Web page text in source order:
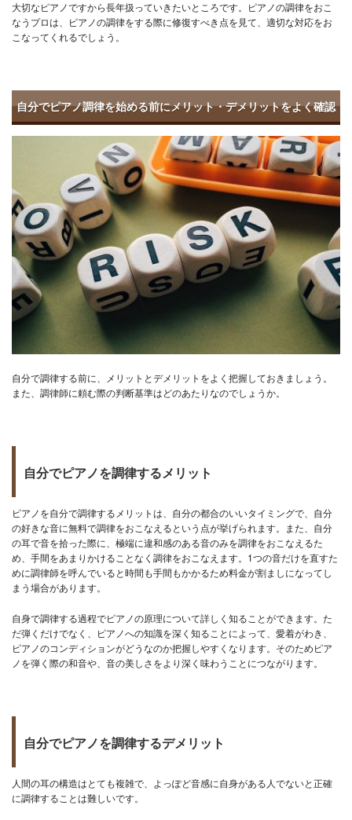
大切なピアノですから長年扱っていきたいところです。ピアノの調律をおこ
なうプロは、ピアノの調律をする際に修復すべき点を見て、適切な対応をお
こなってくれるでしょう。
自分でピアノ調律を始める前にメリット・デメリットをよく確認
自分で調律する前に、メリットとデメリットをよく把握しておきましょう。
また、調律師に頼む際の判断基準はどのあたりなのでしょうか。
自分でピアノを調律するメリット
ピアノを自分で調律するメリットは、自分の都合のいいタイミングで、自分
の好きな音に無料で調律をおこなえるという点が挙げられます。また、自分
の耳で音を拾った際に、極端に違和感のある音のみを調律をおこなえるた
め、手間をあまりかけることなく調律をおこなえます。1つの音だけを直すた
めに調律師を呼んでいると時間も手間もかかるため料金が割ましになってし
まう場合があります。
自身で調律する過程でピアノの原理について詳しく知ることができます。た
だ弾くだけでなく、ピアノへの知識を深く知ることによって、愛着がわき、
ピアノのコンディションがどうなのか把握しやすくなります。そのためピア
ノを弾く際の和音や、音の美しさをより深く味わうことにつながります。
自分でピアノを調律するデメリット
人間の耳の構造はとても複雑で、よっぽど音感に自身がある人でないと正確
に調律することは難しいです。